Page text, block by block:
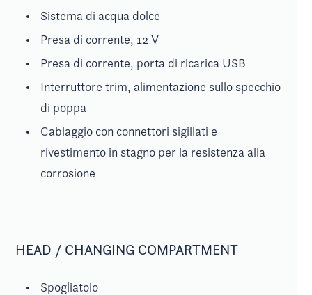
Sistema di acqua dolce
Presa di corrente, 12 V
Presa di corrente, porta di ricarica USB
Interruttore trim, alimentazione sullo specchio
di poppa
Cablaggio con connettori sigillati e
rivestimento in stagno per la resistenza alla
corrosione
HEAD / CHANGING COMPARTMENT
Spogliatoio